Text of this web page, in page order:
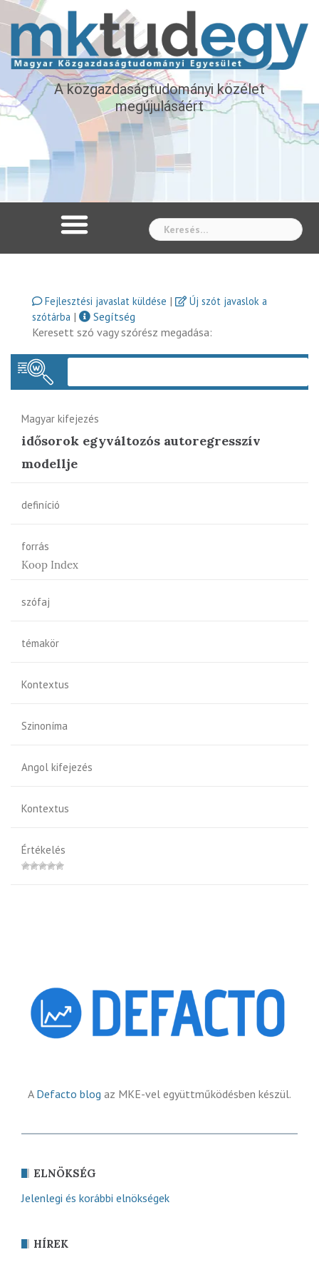
A közgazdaságtudományi közélet
megújulásáért
Fejlesztési javaslat küldése |
Új szót javaslok a
szótárba |
Segítség
Keresett szó vagy szórész megadása:
Magyar kifejezés
idősorok egyváltozós autoregresszív
modellje
definíció
forrás
Koop Index
szófaj
témakör
Kontextus
Szinoníma
Angol kifejezés
Kontextus
Értékelés
A Defacto blog az MKE-vel együttműködésben készül.
ELNÖKSÉG
Jelenlegi és korábbi elnökségek
HÍREK